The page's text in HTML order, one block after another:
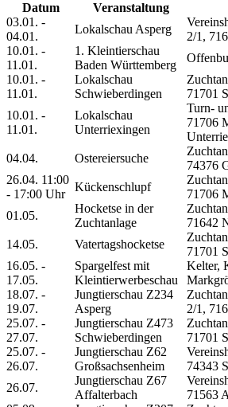
Datum Veranstaltung
03.01. -
04.01.
Lokalschau Asperg
2/1,
10.01. -
11.01.
1. Kleintierschau
Baden Württemberg
10.01. -
11.01.
Lokalschau
Schwieberdingen
71701
10.01. -
11.01.
Lokalschau
Unterriexingen
Turn-
71706
04.04.
Ostereiersuche
74376
26.04. 11:00
- 17:00 Uhr
Kückenschlupf
71706
01.05.
Hocketse in der
Zuchtanlage
71642
14.05.
Vatertagshocketse
71701
16.05. -
17.05.
Spargelfest mit
Kleintierwerbeschau
Kelter,
18.07. -
19.07.
Jungtierschau Z234
Asperg
2/1,
25.07. -
27.07.
Jungtierschau Z473
Schwieberdingen
71701
25.07. -
26.07.
Jungtierschau Z62
Großsachsenheim
74343
26.07.
Jungtierschau Z67
Affalterbach
71563